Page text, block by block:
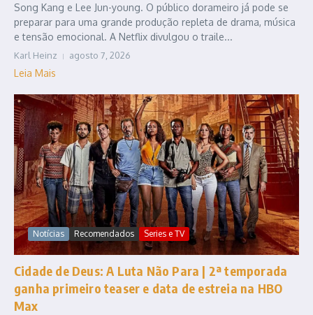
Song Kang e Lee Jun-young. O público dorameiro já pode se
preparar para uma grande produção repleta de drama, música
e tensão emocional. A Netflix divulgou o traile...
Karl Heinz agosto 7, 2026
Leia Mais
Notícias Recomendados Series e TV
Cidade de Deus: A Luta Não Para | 2ª temporada
ganha primeiro teaser e data de estreia na HBO
Max